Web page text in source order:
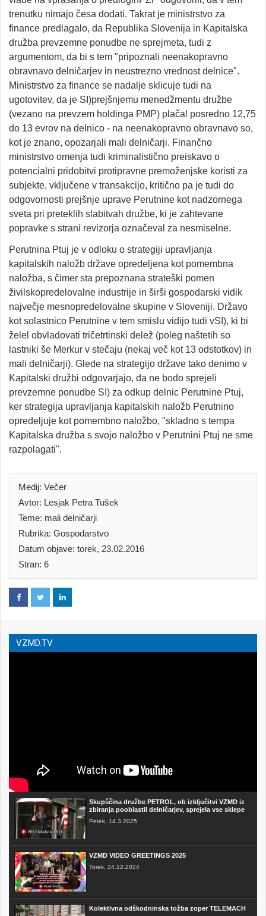
trenutku nimajo česa dodati. Takrat je ministrstvo za
finance predlagalo, da Republika Slovenija in Kapitalska
družba prevzemne ponudbe ne sprejmeta, tudi z
argumentom, da bi s tem "pripoznali neenakopravno
obravnavo delničarjev in neustrezno vrednost delnice".
Ministrstvo za finance se nadalje sklicuje tudi na
ugotovitev, da je SI)prejšnjemu menedžmentu družbe
(vezano na prevzem holdinga PMP) plačal posredno 12,75
do 13 evrov na delnico - na neenakopravno obravnavo so,
kot je znano, opozarjali mali delničarji. Finančno
ministrstvo omenja tudi kriminalistično preiskavo o
potencialni pridobitvi protipravne premoženjske koristi za
subjekte, vključene v transakcijo, kritično pa je tudi do
odgovornosti prejšnje uprave Perutnine kot nadzornega
sveta pri preteklih slabitvah družbe, ki je zahtevane
popravke s strani revizorja označeval za nesmiselne.
Perutnina Ptuj je v odloku o strategiji upravljanja
kapitalskih naložb države opredeljena kot pomembna
naložba, s čimer sta prepoznana strateški pomen
živilskopredelovalne industrije in širši gospodarski vidik
največje mesnopredelovalne skupine v Sloveniji. Državo
kot solastnico Perutnine v tem smislu vidijo tudi vSI), ki bi
želel obvladovati tričetrtinski delež (poleg naštetih so
lastniki še Merkur v stečaju (nekaj več kot 13 odstotkov) in
mali delničarji). Glede na strategijo države tako denimo v
Kapitalski družbi odgovarjajo, da ne bodo sprejeli
prevzemne ponudbe SI) za odkup delnic Perutnine Ptuj,
ker strategija upravljanja kapitalskih naložb Perutnino
opredeljuje kot pomembno naložbo, "skladno s tempa
Kapitalska družba s svojo naložbo v Perutnini Ptuj ne sme
razpolagati".
Medij: Večer
Avtor: Lesjak Petra Tušek
Teme: mali delničarji
Rubrika: Gospodarstvo
Datum objave: torek, 23.02.2016
Stran: 6
VZMD.TV
Skupščina družbe PETROL, ob izključitvi VZMD iz
zbiranja pooblastil delničarjev, sprejela vse sklepe
Petek, 14.3.2025
VZMD VIDEO GREETINGS 2025
Torek, 24.12.2024
Kolektivna odškodninska tožba zoper TELEMACH